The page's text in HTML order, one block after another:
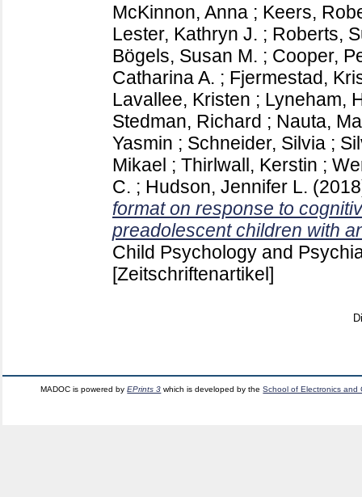
McKinnon, Anna ; Keers,
Lester, Kathryn J. ; Roberts,
Bögels, Susan M. ; Cooper,
Catharina A. ; Fjermestad,
Lavallee, Kristen ; Lyneham,
Stedman, Richard ; Nauta,
Yasmin ; Schneider, Silvia ;
Mikael ; Thirlwall, Kerstin ;
C. ; Hudson, Jennifer L.
format on response to
preadolescent children with
Child Psychology and
[Zeitschriftenartikel]
MADOC is powered byEPrints 3 which is developed by theSchool of Electronics and